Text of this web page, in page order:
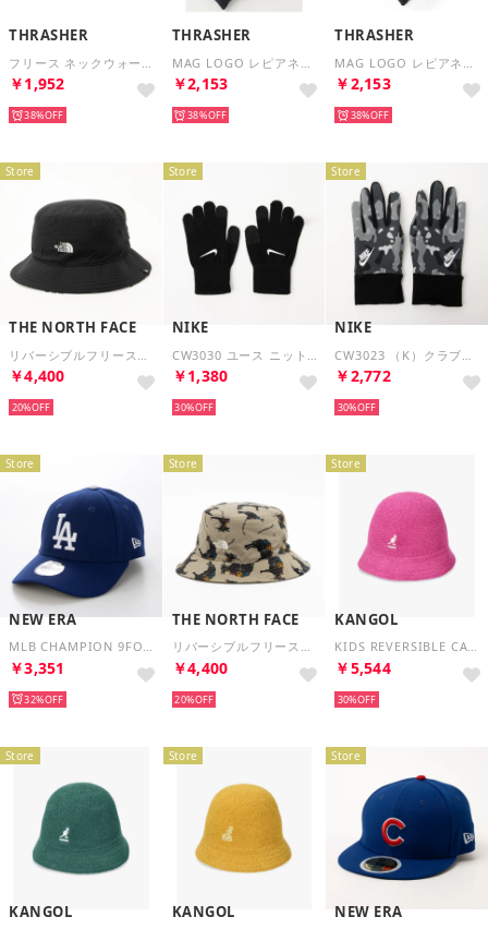
THRASHER
￥1,952
38%
THRASHER
￥2,153
38%
THRASHER
￥2,153
38%
Store
THE NORTH FACE
￥4,400
20%
Store
NIKE
￥1,380
30%
Store
NIKE
￥2,772
30%
Store
NEW ERA
MLB CHAMPION 9FORTY JR CAP 帽子 （ロサンゼルス・ドジャース）
￥3,351
32%
Store
THE NORTH FACE
リバーシブルフリースバケットハット 帽子 （ベースキャンプドンキー）
￥4,400
20%
Store
KANGOL
KIDS REVERSIBLE CASUAL / （PINK (15)）
￥5,544
30%
Store
KANGOL
Store
KANGOL
Store
NEW ERA